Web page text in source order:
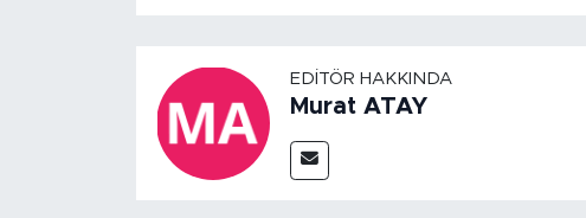
EDITÖR HAKKINDA
Murat ATAY